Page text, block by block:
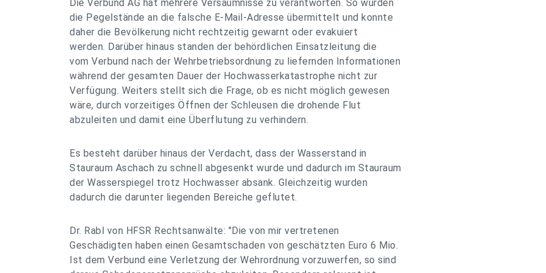
Die Verbund AG hat mehrere Versäumnisse zu verantworten. So wurden
die Pegelstände an die falsche E-Mail-Adresse übermittelt und konnte
daher die Bevölkerung nicht rechtzeitig gewarnt oder evakuiert
werden. Darüber hinaus standen der behördlichen Einsatzleitung die
vom Verbund nach der Wehrbetriebsordnung zu liefernden Informationen
während der gesamten Dauer der Hochwasserkatastrophe nicht zur
Verfügung. Weiters stellt sich die Frage, ob es nicht möglich gewesen
wäre, durch vorzeitiges Öffnen der Schleusen die drohende Flut
abzuleiten und damit eine Überflutung zu verhindern.
Es besteht darüber hinaus der Verdacht, dass der Wasserstand in
Stauraum Aschach zu schnell abgesenkt wurde und dadurch im Stauraum
der Wasserspiegel trotz Hochwasser absank. Gleichzeitig wurden
dadurch die darunter liegenden Bereiche geflutet.
Dr. Rabl von HFSR Rechtsanwälte: "Die von mir vertretenen
Geschädigten haben einen Gesamtschaden von geschätzten Euro 6 Mio.
Ist dem Verbund eine Verletzung der Wehrordnung vorzuwerfen, so sind